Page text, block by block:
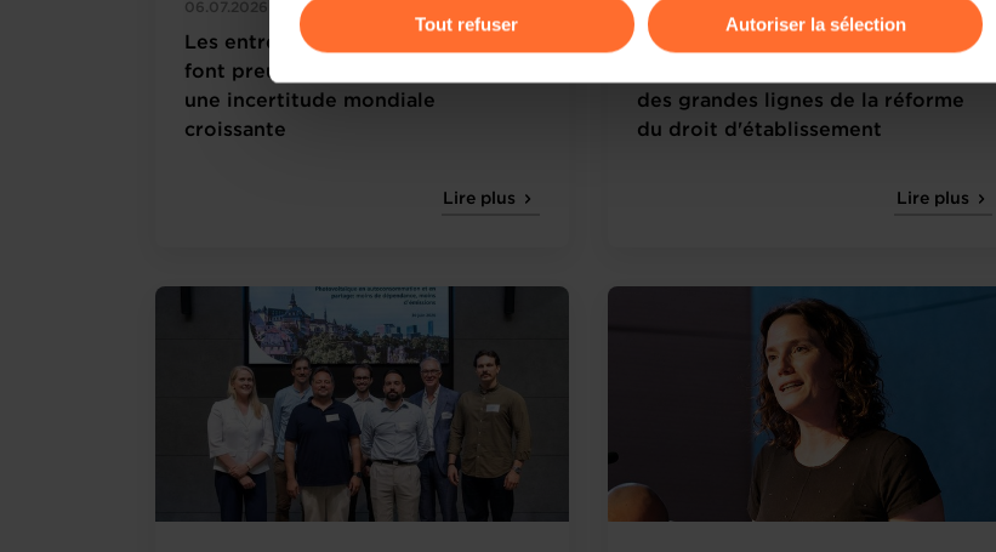
gauche de chaque page.
personnelles, vous pouvez consulter notreCharte d’usage des cookieset notre
Tout refuser Autoriser la sélection
06.07.2026
Les entrepreneurs luxembourgeois
font preuve de résilience face à
une incertitude mondiale
croissante
Lire plus
03.07.2026
Présentation du bilan 2025 des
des grandes lignes de la réforme
du droit d'établissement
Lire plus